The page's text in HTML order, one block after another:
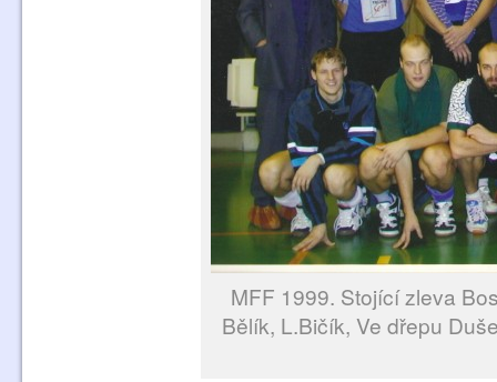
MFF 1999. Stojící zleva
Bělík, L.Bičík, Ve dřepu